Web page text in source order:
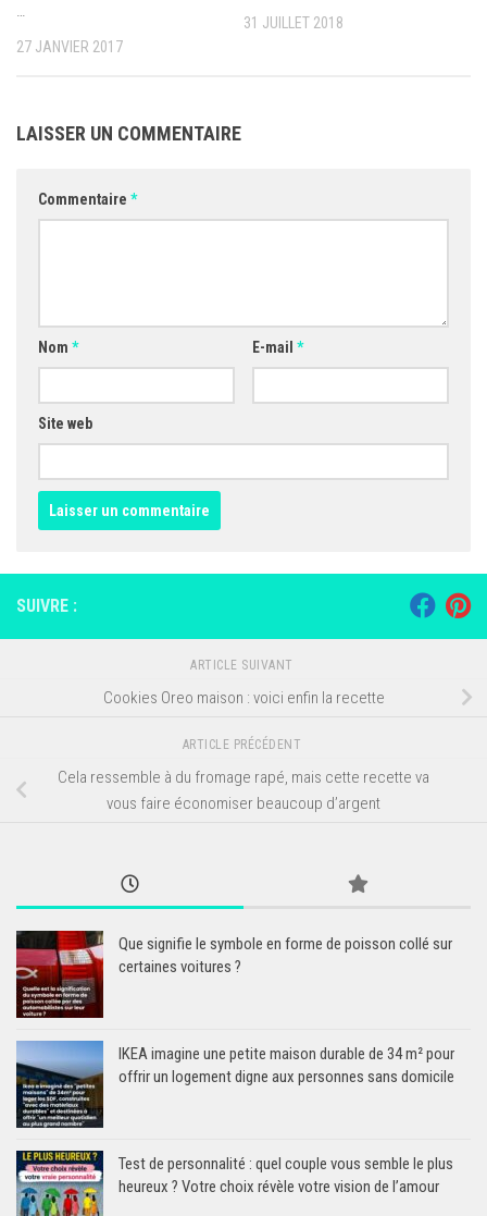
…
27 JANVIER 2017
31 JUILLET 2018
LAISSER UN COMMENTAIRE
Commentaire *
Nom * E-mail *
Site web
SUIVRE :
ARTICLE SUIVANT
Cookies Oreo maison : voici enfin la recette
ARTICLE PRÉCÉDENT
Cela ressemble à du fromage rapé, mais cette recette va
vous faire économiser beaucoup d’argent
Que signifie le symbole en forme de poisson collé sur
certaines voitures ?
IKEA imagine une petite maison durable de 34 m² pour
offrir un logement digne aux personnes sans domicile
Test de personnalité : quel couple vous semble le plus
heureux ? Votre choix révèle votre vision de l’amour